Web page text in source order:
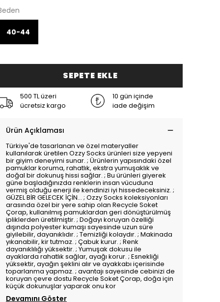
40-44
SEPETE EKLE
500 TL üzeri
ücretsiz kargo
10 gün içinde
iade değişim
Ürün Açıklaması
Türkiye'de tasarlanan ve özel materyaller
kullanılarak üretilen Ozzy Socks ürünleri size yepyeni
bir giyim deneyimi sunar. ; Ürünlerin yapısındaki özel
pamuklar koruma, rahatlık, ekstra yumuşaklık ve
doğal bir dokunuş hissi sağlar. ; Bu ürünleri giyerek
güne başladığınızda renklerin insan vücuduna
vermiş olduğu enerji ile kendinizi iyi hissedeceksiniz. ;
GÜZEL BİR GELECEK İÇİN... ; Ozzy Socks koleksiyonları
arasında özel bir yere sahip olan Recycle Soket
Çorap, kullanılmış pamuklardan geri dönüştürülmüş
ipliklerden üretilmiştir. ; Doğayı koruyan özelliği
dışında polyester kumaşı sayesinde uzun süre
giyilebilir, dayanıklıdır. ; Temizliği kolaydır. ; Makinada
yıkanabilir, kir tutmaz. ; Çabuk kurur. ; Renk
dayanıklılığı yüksektir. ; Yumuşak dokusu ile
ayaklarda rahatlık sağlar, ayağı korur. ; Esnekliği
yüksektir, ayağın şeklini alır ve ayakkabı içerisinde
toparlanma yapmaz. ; avantajı sayesinde cebinizi de
koruyan çevre dostu Recycle Soket Çorap, doğa için
küçük dokunuşlar yaparak onu kor
Devamını Göster